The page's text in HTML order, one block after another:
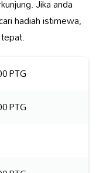
Jika anda
hadiah istimewa,
PTG
PTG